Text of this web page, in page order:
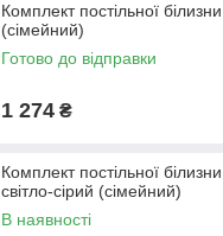
Комплект постільної
(сімейний)
Готово до відправки
1 274 ₴
Комплект постільної
світло-сірий (сімейний)
В наявності